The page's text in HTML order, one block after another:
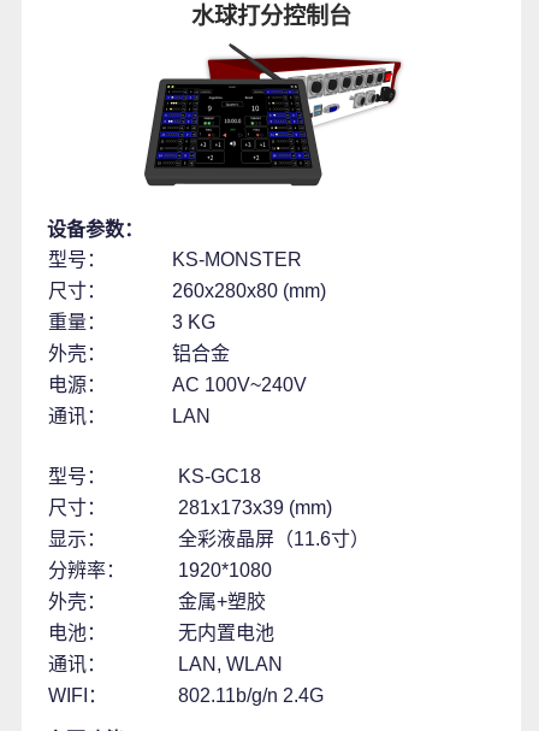
水球打分控制台
设备参数：
型号：
KS-MONSTER
尺寸：
260x280x80 (mm)
重量：
3 KG
外壳：
铝合金
电源：
AC 100V~240V
通讯：
LAN
型号：
KS-GC18
尺寸：
281x173x39 (mm)
显示：
全彩液晶屏（11.6寸）
分辨率：
1920*1080
外壳：
金属+塑胶
电池：
无内置电池
通讯：
LAN, WLAN
WIFI：
802.11b/g/n 2.4G